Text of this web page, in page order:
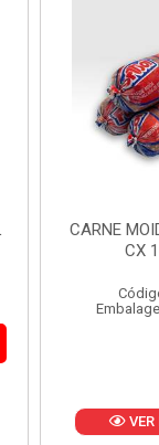
LOMBINHO
Embalagem: